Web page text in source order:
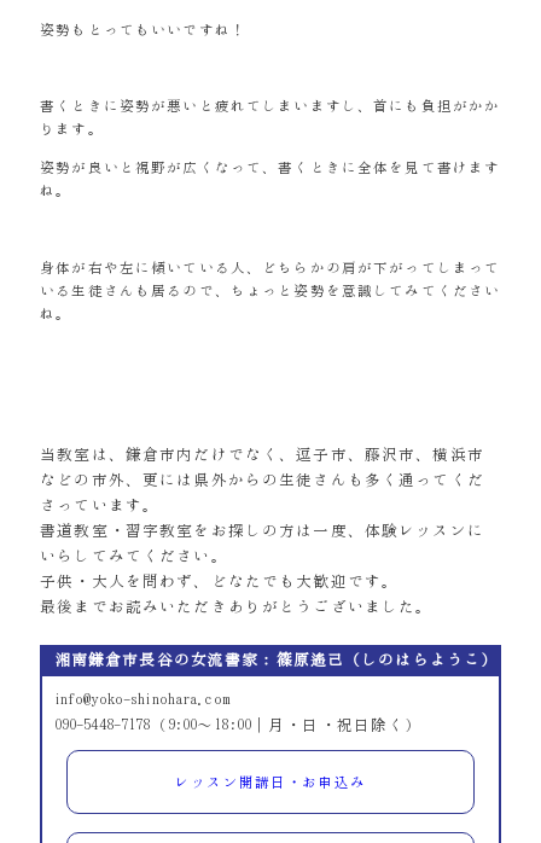
姿勢もとってもいいですね！
書くときに姿勢が悪いと疲れてしまいますし、首にも負担がかか
ります。
姿勢が良いと視野が広くなって、書くときに全体を見て書けます
ね。
身体が右や左に傾いている人、どちらかの肩が下がってしまって
いる生徒さんも居るので、ちょっと姿勢を意識してみてください
ね。
当教室は、鎌倉市内だけでなく、逗子市、藤沢市、横浜市
などの市外、更には県外からの生徒さんも多く通ってくだ
さっています。
書道教室・習字教室をお探しの方は一度、体験レッスンに
いらしてみてください。
子供・大人を問わず、どなたでも大歓迎です。
最後までお読みいただきありがとうございました。
湘南鎌倉市長谷の女流書家：篠原遙己（しのはらようこ）
info@yoko-shinohara.com
090-5448-7178（9:00～18:00｜月・日・祝日除く）
レッスン開講日・お申込み